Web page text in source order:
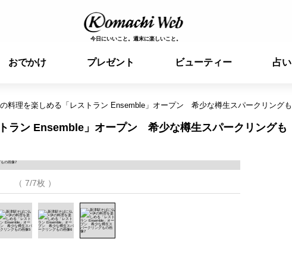
今日にいいこと。週末に楽しいこと。
おでかけ プレゼント ビューティー 占い
料理を楽しめる「レストラン Ensemble」オープン 希少な樽生スパークリングも
ラン Ensemble」オープン 希少な樽生スパークリングも
（ 7/7枚 ）